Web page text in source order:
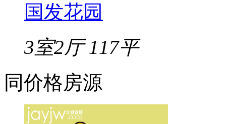
国发花园
3室2厅 117平
同价格房源